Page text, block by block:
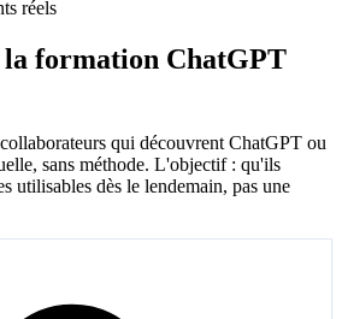
réels
la formation ChatGPT
qui découvrent ChatGPT ou
sans méthode. L'objectif : qu'ils
utilisables dès le lendemain, pas une